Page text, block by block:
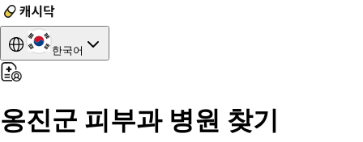
한국어
옹진군 피부과 병원 찾기